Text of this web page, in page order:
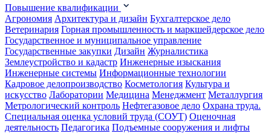
Повышение квалификации
Агрономия Архитектура и дизайн Бухгалтерское дело
Ветеринария Горная промышленность и маркшейдерское дело
Государственное и муниципальное управление
Государственные закупки Дизайн Журналистика
Землеустройство и кадастр Инженерные изыскания
Инженерные системы Информационные технологии
Кадровое делопроизводство Косметология Культура и
искусство Лаборатории Медицина Менеджмент Металлургия
Метрологический контроль Нефтегазовое дело Охрана труда.
Специальная оценка условий труда (СОУТ) Оценочная
деятельность Педагогика Подъемные сооружения и лифты